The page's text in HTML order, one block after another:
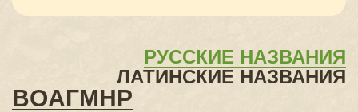
BOАГМНР
РУССКИЕ НАЗВАНИЯ
ЛАТИНСКИЕ НАЗВАНИЯ